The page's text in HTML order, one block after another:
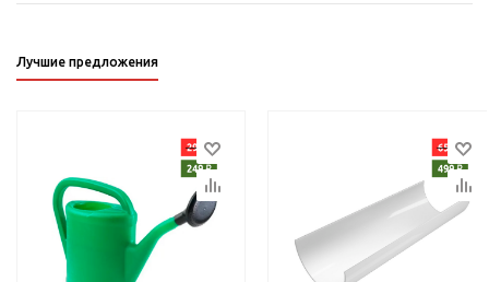
Лучшие предложения